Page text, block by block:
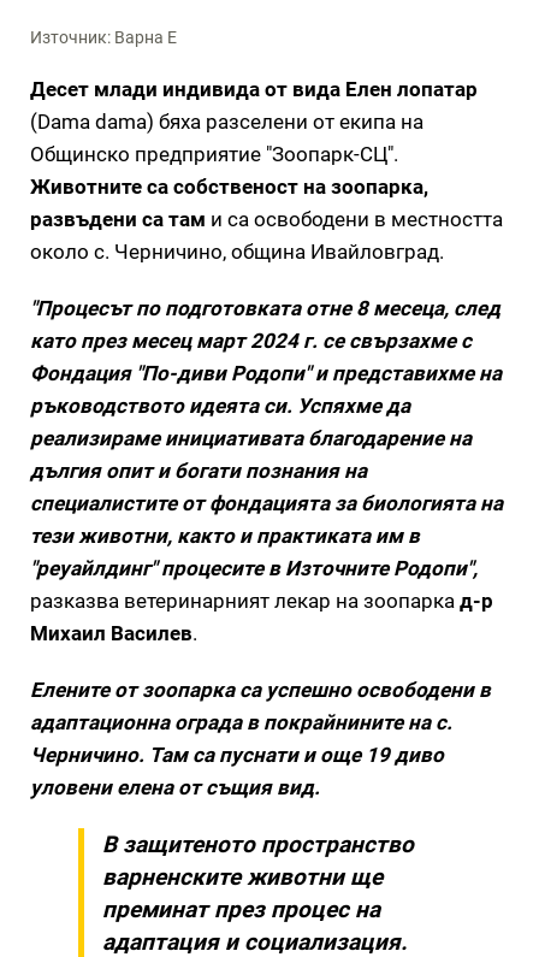
Източник: Варна Е
Десет млади индивида от вида Елен лопатар
(Dama dama) бяха разселени от екипа на
Общинско предприятие "Зоопарк-СЦ".
Животните са собственост на зоопарка,
развъдени са там и са освободени в местността
около с. Черничино, община Ивайловград.
"Процесът по подготовката отне 8 месеца, след
като през месец март 2024 г. се свързахме с
Фондация "По-диви Родопи" и представихме на
ръководството идеята си. Успяхме да
реализираме инициативата благодарение на
дългия опит и богати познания на
специалистите от фондацията за биологията на
тези животни, както и практиката им в
"реуайлдинг" процесите в Източните Родопи",
разказва ветеринарният лекар на зоопарка д-р
Михаил Василев.
Елените от зоопарка са успешно освободени в
адаптационна ограда в покрайнините на с.
Черничино. Там са пуснати и още 19 диво
уловени елена от същия вид.
В защитеното пространство
варненските животни ще
преминат през процес на
адаптация и социализация.